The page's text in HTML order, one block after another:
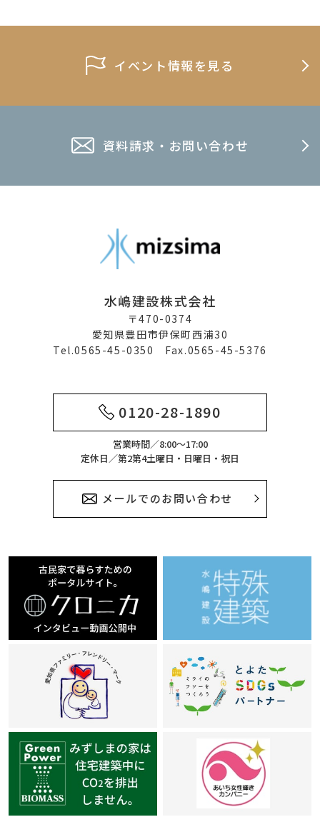
イベント情報を見る
資料請求・お問い合わせ
水嶋建設株式会社
〒470-0374
愛知県豊田市伊保町西浦30
Tel.0565-45-0350 Fax.0565-45-5376
0120-28-1890
営業時間／8:00～17:00
定休日／第2第4土曜日・日曜日・祝日
メールでのお問い合わせ